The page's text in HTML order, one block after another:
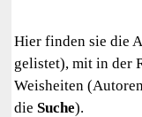
Hier finden sie die
gelistet), mit in der
Weisheiten
dieSuche).